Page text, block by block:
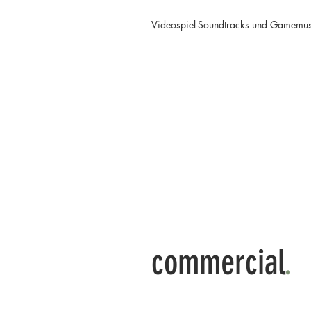
Videospiel-Soundtracks und
commercial.